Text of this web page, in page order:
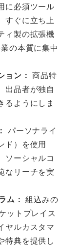
に必須ツール
すぐに立ち上
ィ製の拡張機
の本質に集中
ョン： 商品特
出品者が独自
るようにしま
パーソナライ
ド）を使用
ソーシャルコ
なリーチを実
ム： 組込みの
ットプレイス
ヤルカスタマ
特典を提供し